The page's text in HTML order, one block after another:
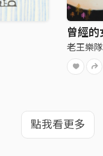
老王樂隊
點我看更多